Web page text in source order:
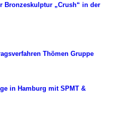
Bronzeskulptur „Crush“ in der
Thömen Gruppe
in Hamburg mit SPMT &